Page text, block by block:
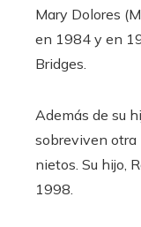
Mary Dolores
en 1984 y en
Bridges.
Además de su
sobreviven otra
nietos. Su hijo,
1998.